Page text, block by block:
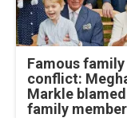
Famous family
conflict:
Markle blamed
family